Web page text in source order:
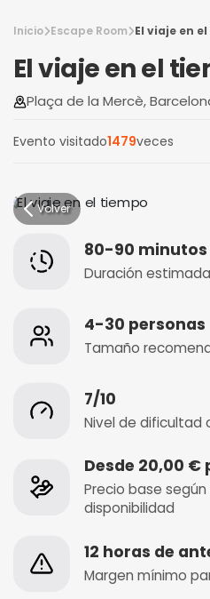
Inicio Escape Room El viaje en
El viaje en el
Plaça de la Mercè,
Evento visitado1479veces
Volver
80-90 minutos
Duración
4-30 personas
Tamaño
7/10
Nivel de dificultad
Desde 20,00 €
Precio base
disponibilidad
12 horas de
Margen mínimo